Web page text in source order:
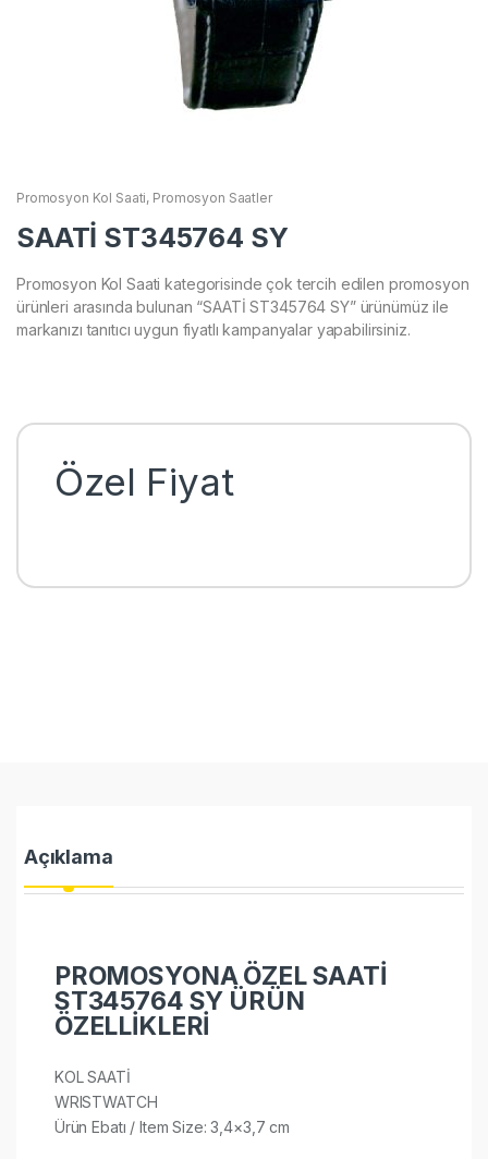
Promosyon Kol Saati, Promosyon Saatler
SAATİ ST345764 SY
Promosyon Kol Saati kategorisinde çok tercih edilen promosyon
ürünleri arasında bulunan “SAATİ ST345764 SY” ürünümüz ile
markanızı tanıtıcı uygun fiyatlı kampanyalar yapabilirsiniz.
Özel Fiyat
Açıklama
PROMOSYONA ÖZEL SAATİ
ST345764 SY ÜRÜN
ÖZELLİKLERİ
KOL SAATİ
WRISTWATCH
Ürün Ebatı / Item Size: 3,4×3,7 cm​